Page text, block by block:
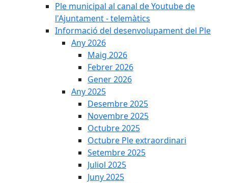
Ple municipal al canal de Youtube de
l'Ajuntament - telemàtics
Informació del desenvolupament del Ple
Any 2026
Maig 2026
Febrer 2026
Gener 2026
Any 2025
Desembre 2025
Novembre 2025
Octubre 2025
Octubre Ple extraordinari
Setembre 2025
Juliol 2025
Juny 2025